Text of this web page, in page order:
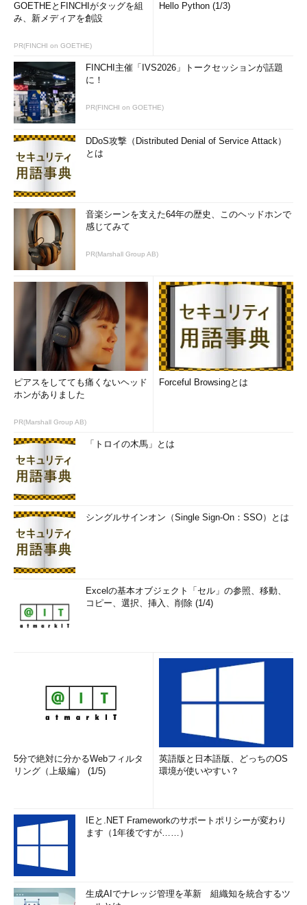
GOETHEとFINCHIがタッグを組
み、新メディアを創設
PR(FINCHI on GOETHE)
Hello Python (1/3)
FINCHI主催「IVS2026」トークセッションが話題
に！
PR(FINCHI on GOETHE)
DDoS攻撃（Distributed Denial of Service Attack）
とは
音楽シーンを支えた64年の歴史、このヘッドホンで
感じてみて
PR(Marshall Group AB)
ピアスをしてても痛くないヘッド
ホンがありました
PR(Marshall Group AB)
Forceful Browsingとは
「トロイの木馬」とは
シングルサインオン（Single Sign-On：SSO）とは
Excelの基本オブジェクト「セル」の参照、移動、
コピー、選択、挿入、削除 (1/4)
5分で絶対に分かるWebフィルタ
リング（上級編） (1/5)
英語版と日本語版、どっちのOS
環境が使いやすい？
IEと.NET Frameworkのサポートポリシーが変わり
ます（1年後ですが……）
生成AIでナレッジ管理を革新 組織知を統合するツ